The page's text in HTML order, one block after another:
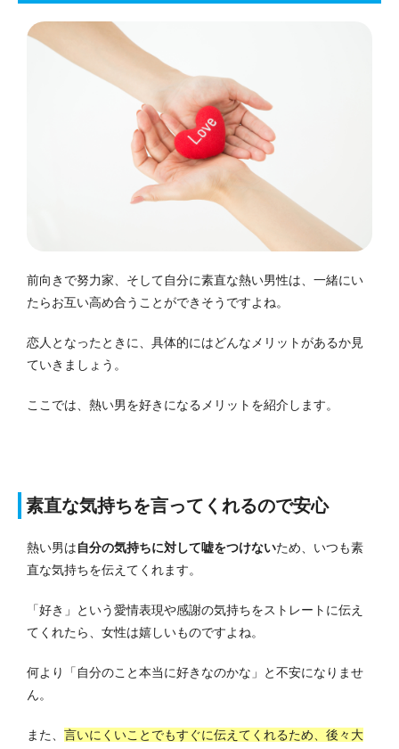
前向きで努力家、そして自分に素直な熱い男性は、一緒にい
たらお互い高め合うことができそうですよね。
恋人となったときに、具体的にはどんなメリットがあるか見
ていきましょう。
ここでは、熱い男を好きになるメリットを紹介します。
素直な気持ちを言ってくれるので安心
熱い男は自分の気持ちに対して嘘をつけないため、いつも素
直な気持ちを伝えてくれます。
「好き」という愛情表現や感謝の気持ちをストレートに伝え
てくれたら、女性は嬉しいものですよね。
何より「自分のこと本当に好きなのかな」と不安になりませ
ん。
また、 言いにくいことでもすぐに伝えてくれるため、後々大